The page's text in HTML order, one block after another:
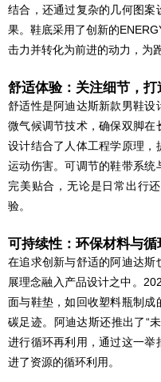
结合，还通过复杂的几何图案
果。鞋底采用了创新的
击力并转化为前进的动力，为
舒适体验：关注细节，
舒适性是阿迪达斯新款男鞋
微气候调节技术，确保双脚
设计结合了人体工程学原理
运动伤害。可调节的鞋带系统
完美贴合，无论是日常出行
验。
可持续性：环保材料与
在追求创新与舒适的阿迪达
展理念融入产品设计之中。
面与鞋垫，如回收塑料瓶制成
碳足迹。阿迪达斯还推出了“
进行循环再利用，通过这一举
进了资源的循环利用。